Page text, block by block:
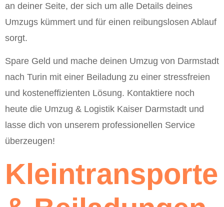
an deiner Seite, der sich um alle Details deines
Umzugs kümmert und für einen reibungslosen Ablauf
sorgt.
Spare Geld und mache deinen Umzug von Darmstadt
nach Turin mit einer Beiladung zu einer stressfreien
und kosteneffizienten Lösung. Kontaktiere noch
heute die Umzug & Logistik Kaiser Darmstadt und
lasse dich von unserem professionellen Service
überzeugen!
Kleintransporte